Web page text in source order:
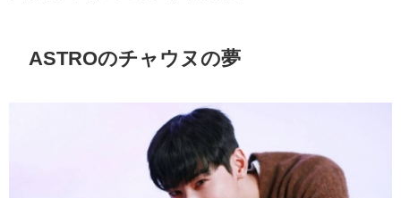
ASTROのチャウヌの夢